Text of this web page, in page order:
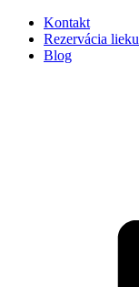
Kontakt
Rezervácia lieku
Blog